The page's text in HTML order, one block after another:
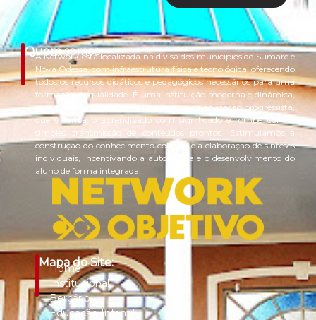
Quem somos
A Network está localizada na divisa dos municípios de Sumaré e
Nova Odessa, com infraestrutura física e tecnológica, oferecendo
todos os recursos didáticos e pedagógicos necessários para uma
formação de qualidade. É uma instituição moderna e dinâmica,
com práticas baseadas na perspectiva da educação progressista,
que valoriza o aprendizado com significado e rompe com a
simples transmissão de conteúdos prontos. Estimulamos a
construção do conhecimento coletivo e a elaboração de sínteses
individuais, incentivando a autonomia e o desenvolvimento do
aluno de forma integrada.
Mapa do Site:
Home
Institucional
Berçário
Educação Infantil